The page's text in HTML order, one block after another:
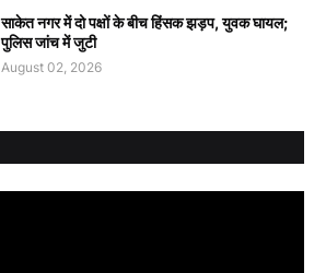
साकेत नगर में दो पक्षों के बीच हिंसक झड़प, युवक घायल;
पुलिस जांच में जुटी
August 02, 2026